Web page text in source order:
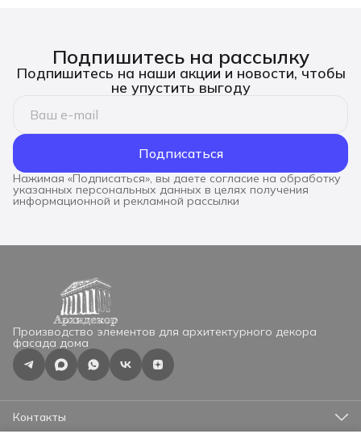
Подпишитесь на рассылку
Подпишитесь на наши акции и новости, чтобы
не упустить выгоду
Подписаться
Нажимая «Подписаться», вы даете согласие на обработку
указанных персональных данных в целях получения
информационной и рекламной рассылки
Производство элементов для архитектурного декора
фасада дома
Контакты